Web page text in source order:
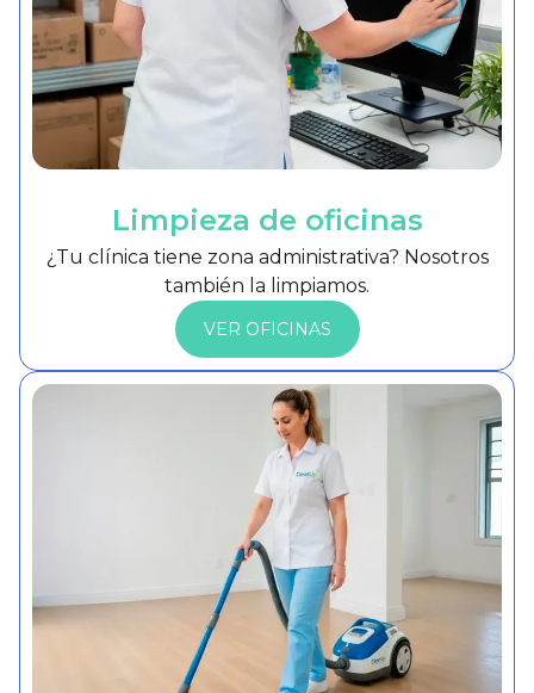
Limpieza de oficinas
¿Tu clínica tiene zona administrativa? Nosotros
también la limpiamos.
VER OFICINAS